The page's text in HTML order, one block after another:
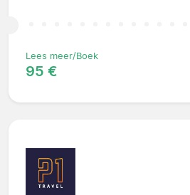
Lees meer/Boek
95 €